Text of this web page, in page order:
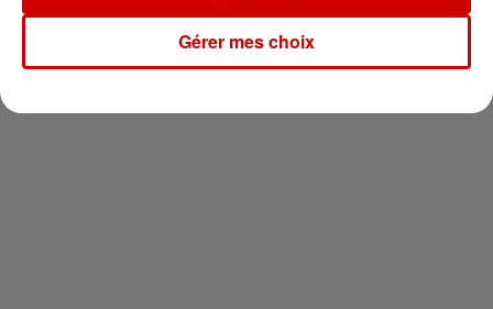
Newsletter
Gérer mes choix